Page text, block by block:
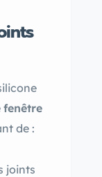
fenêtre
de :
joints